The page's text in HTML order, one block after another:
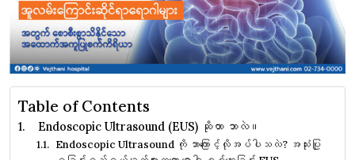
Table of Contents
Endoscopic Ultrasound (EUS) ဆိုတာ ဘာလဲ။
Endoscopic Ultrasound ကို ဘာကြောင့်လိုအပ်ပါသလဲ? အသုံးပြု